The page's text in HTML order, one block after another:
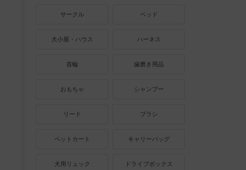
サークル ベッド
犬小屋・ハウス ハーネス
首輪 歯磨き用品
おもちゃ シャンプー
リード ブラシ
ペットカート キャリーバッグ
犬用リュック ドライブボックス